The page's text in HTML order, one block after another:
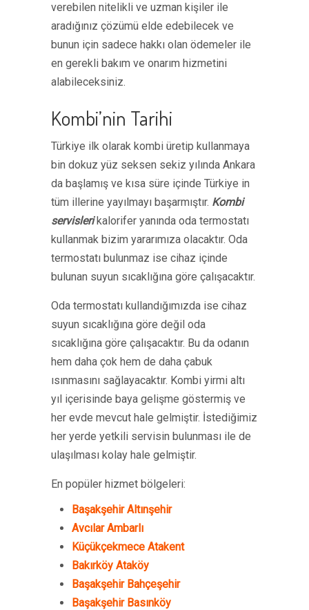
verebilen nitelikli ve uzman kişiler ile
aradığınız çözümü elde edebilecek ve
bunun için sadece hakkı olan ödemeler ile
en gerekli bakım ve onarım hizmetini
alabileceksiniz.
Kombi’nin Tarihi
Türkiye ilk olarak kombi üretip kullanmaya
bin dokuz yüz seksen sekiz yılında Ankara
da başlamış ve kısa süre içinde Türkiye in
tüm illerine yayılmayı başarmıştır. Kombi
servislerikalorifer yanında oda termostatı
kullanmak bizim yararımıza olacaktır. Oda
termostatı bulunmaz ise cihaz içinde
bulunan suyun sıcaklığına göre çalışacaktır.
Oda termostatı kullandığımızda ise cihaz
suyun sıcaklığına göre değil oda
sıcaklığına göre çalışacaktır. Bu da odanın
hem daha çok hem de daha çabuk
ısınmasını sağlayacaktır. Kombi yirmi altı
yıl içerisinde baya gelişme göstermiş ve
her evde mevcut hale gelmiştir. İstediğimiz
her yerde yetkili servisin bulunması ile de
ulaşılması kolay hale gelmiştir.
En popüler hizmet bölgeleri:
Başakşehir Altınşehir
Avcılar Ambarlı
Küçükçekmece Atakent
Bakırköy Ataköy
Başakşehir Bahçeşehir
Başakşehir Basınköy